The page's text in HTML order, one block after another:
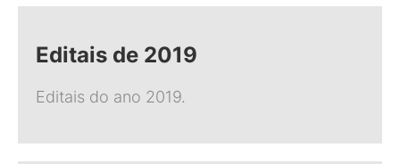
Editais de 2019
Editais do ano 2019.